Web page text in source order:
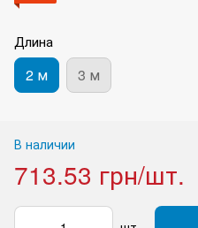
Длина
2 м 3 м
В наличии
713.53 грн/шт.